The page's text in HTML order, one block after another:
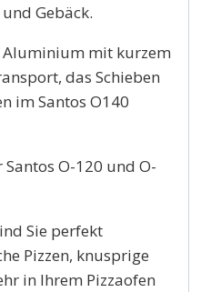
Gebäck.
Aluminium mit kurzem
das Schieben
im Santos O140
O-120 und O-
Sie perfekt
Pizzen, knusprige
in Ihrem Pizzaofen